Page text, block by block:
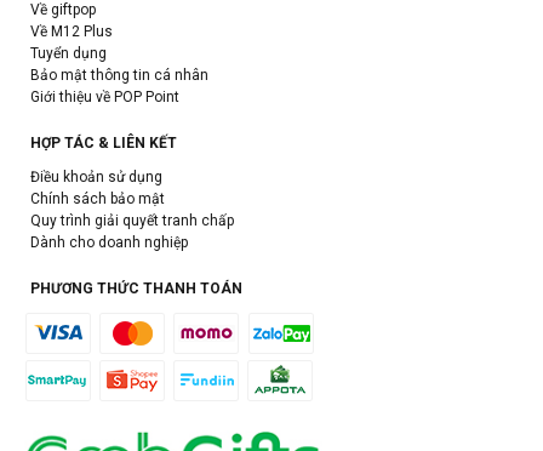
Về giftpop
Về M12 Plus
Tuyển dụng
Bảo mật thông tin cá nhân
Giới thiệu về POP Point
HỢP TÁC & LIÊN KẾT
Điều khoản sử dụng
Chính sách bảo mật
Quy trình giải quyết tranh chấp
Dành cho doanh nghiệp
PHƯƠNG THỨC THANH TOÁN